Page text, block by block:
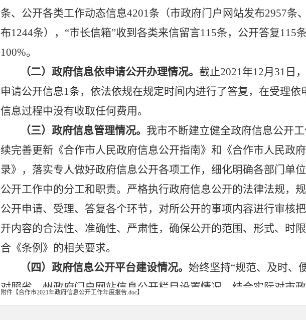
条、公开各类工作动态信息4201条（市政府门户网站发布2957条
布1244条）， “市长信箱”收到各类来信留言115条，公开答复115
100%。
（二）政府信息依申请公开办理情况。 截止2021年12月 31 日，
申请公开信息1条，依法依规在规定时间内进行了答复 ， 在受理依
信息过程中没有收取任何费用。
（三）政府信息管理情况。 我市不断建立健全政府信息公开
续完善更新《合作市人民政府信息公开指南》和《合作市人民政
录》，落实专人做好政府信息公开各项工作，细化明确各部门单
公开工作中的分工和职责。严格执行政府信息公开的法律法规，
公开申请、受理、答复各个环节，对所公开的事项内容进行审核
开内容的合法性、准确性、严肃性，确保公开的范围、形式、时
合《条例》的相关要求。
（四）政府信息公开平台建设情况。 始终坚持“规范、及时、
对照省、州政府门户网站信息公开栏目设置情况，结合实际对市
重点领域信息公开专栏进行了升级完善，新增了“机关简介”、“规
附件【合作市2021年政府信息公开工作年度报告.doc】